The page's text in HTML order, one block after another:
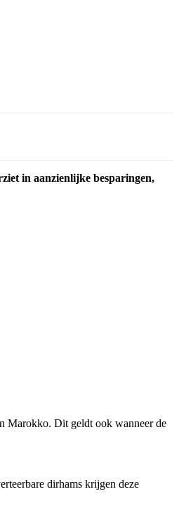
in aanzienlijke besparingen,
Marokko. Dit geldt ook wanneer de
dirhams krijgen deze